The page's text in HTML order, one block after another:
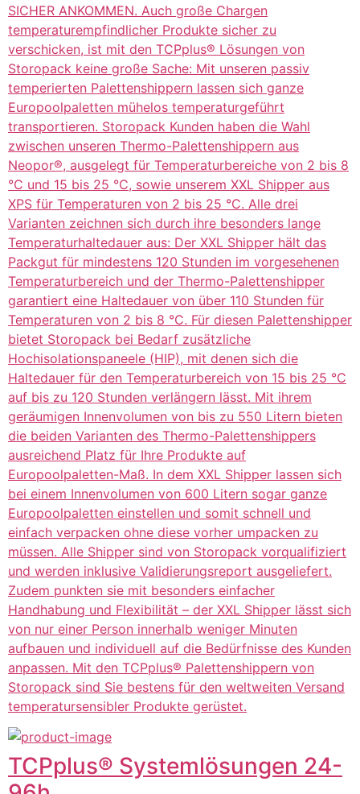
SICHER ANKOMMEN. Auch große Chargen
temperaturempfindlicher Produkte sicher zu
verschicken, ist mit den TCPplus® Lösungen von
Storopack keine große Sache: Mit unseren passiv
temperierten Palettenshippern lassen sich ganze
Europoolpaletten mühelos temperaturgeführt
transportieren. Storopack Kunden haben die Wahl
zwischen unseren Thermo-Palettenshippern aus
Neopor®, ausgelegt für Temperaturbereiche von 2 bis 8
°C und 15 bis 25 °C, sowie unserem XXL Shipper aus
XPS für Temperaturen von 2 bis 25 °C. Alle drei
Varianten zeichnen sich durch ihre besonders lange
Temperaturhaltedauer aus: Der XXL Shipper hält das
Packgut für mindestens 120 Stunden im vorgesehenen
Temperaturbereich und der Thermo-Palettenshipper
garantiert eine Haltedauer von über 110 Stunden für
Temperaturen von 2 bis 8 °C. Für diesen Palettenshipper
bietet Storopack bei Bedarf zusätzliche
Hochisolationspaneele (HIP), mit denen sich die
Haltedauer für den Temperaturbereich von 15 bis 25 °C
auf bis zu 120 Stunden verlängern lässt. Mit ihrem
geräumigen Innenvolumen von bis zu 550 Litern bieten
die beiden Varianten des Thermo-Palettenshippers
ausreichend Platz für Ihre Produkte auf
Europoolpaletten-Maß. In dem XXL Shipper lassen sich
bei einem Innenvolumen von 600 Litern sogar ganze
Europoolpaletten einstellen und somit schnell und
einfach verpacken ohne diese vorher umpacken zu
müssen. Alle Shipper sind von Storopack vorqualifiziert
und werden inklusive Validierungsreport ausgeliefert.
Zudem punkten sie mit besonders einfacher
Handhabung und Flexibilität – der XXL Shipper lässt sich
von nur einer Person innerhalb weniger Minuten
aufbauen und individuell auf die Bedürfnisse des Kunden
anpassen. Mit den TCPplus® Palettenshippern von
Storopack sind Sie bestens für den weltweiten Versand
temperatursensibler Produkte gerüstet.
TCPplus® Systemlösungen 24-